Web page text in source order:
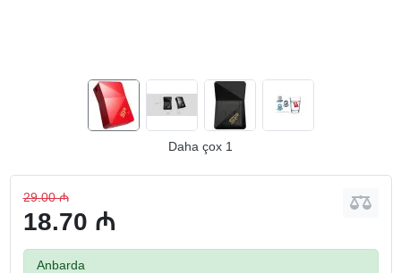
Daha çox 1
29.00 ₼
18.70 ₼
Anbarda